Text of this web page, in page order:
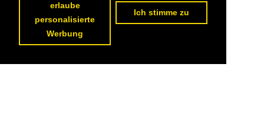
erlaube
personalisierte
Werbung
Ich stimme zu